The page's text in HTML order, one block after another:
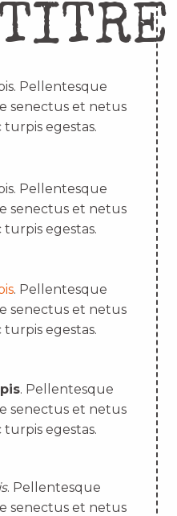
Pellentesque
senectus et netus
turpis egestas.
Pellentesque
senectus et netus
turpis egestas.
. Pellentesque
senectus et netus
turpis egestas.
. Pellentesque
senectus et netus
turpis egestas.
. Pellentesque
senectus et netus